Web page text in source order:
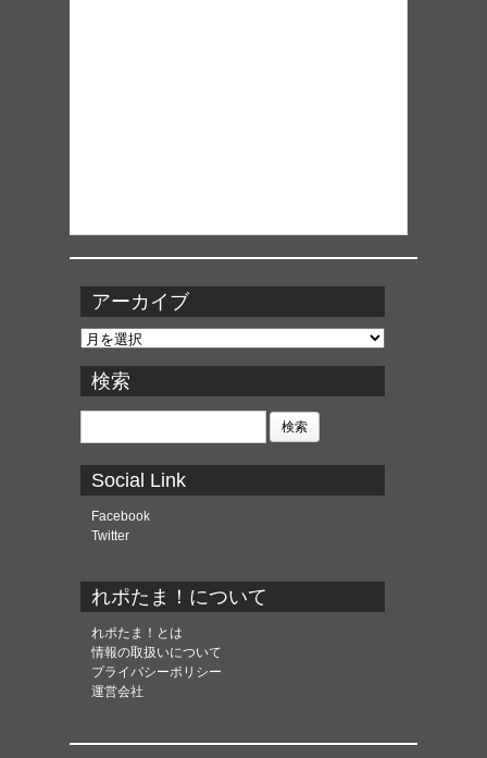
アーカイブ
ア
カ
イ
ブ
検索
検
Social Link
Facebook
Twitter
れポたま！について
れポたま！とは
情報の取扱いについて
プライバシーポリシー
運営会社